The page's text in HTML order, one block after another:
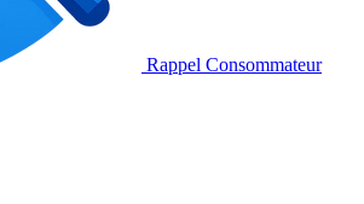
Rappel Consommateur